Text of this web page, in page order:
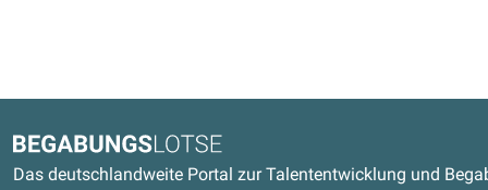
Kontaktdaten und weitere Links
Begabungslotse
Das deutschlandweite Portal zur Talententwicklung und